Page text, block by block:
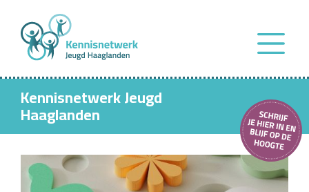
Kennisnetwerk Jeugd
Haaglanden